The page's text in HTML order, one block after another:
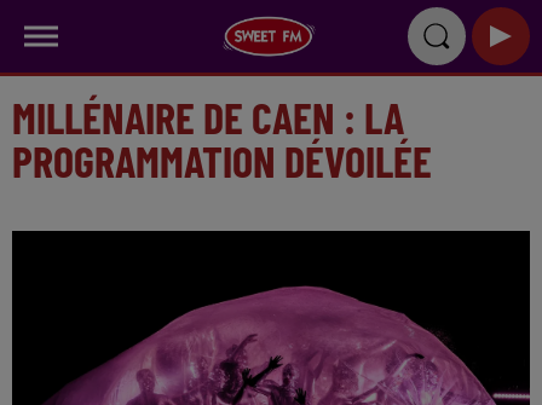
MILLÉNAIRE DE CAEN : LA
PROGRAMMATION DÉVOILÉE